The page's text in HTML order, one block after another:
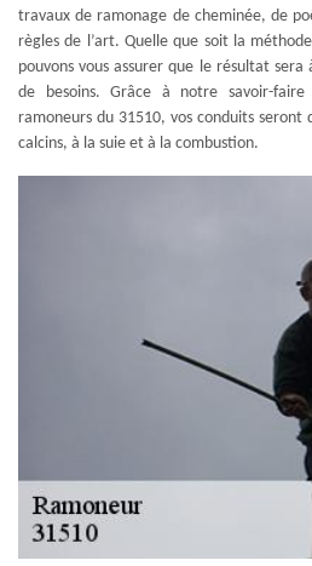
travaux de ramonage de cheminée, de
règles de l’art. Quelle que soit la
pouvons vous assurer que le résultat
de besoins. Grâce à notre savoir-
ramoneurs du 31510, vos conduits seront
calcins, à la suie et à la combustion.